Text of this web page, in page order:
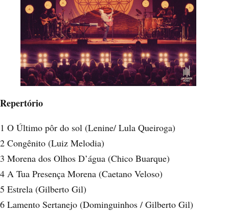
Repertório
1 O Último pôr do sol (Lenine/ Lula Queiroga)
2 Congênito (Luiz Melodia)
3 Morena dos Olhos D’água (Chico Buarque)
4 A Tua Presença Morena (Caetano Veloso)
5 Estrela (Gilberto Gil)
6 Lamento Sertanejo (Dominguinhos / Gilberto Gil)